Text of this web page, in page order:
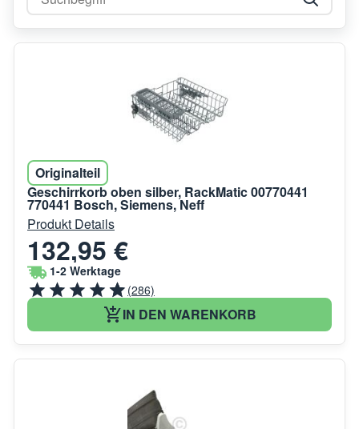
Originalteil
Geschirrkorb oben silber, RackMatic 00770441
770441 Bosch, Siemens, Neff
Produkt Details
132,95 €
1-2 Werktage
(286)
IN DEN WARENKORB